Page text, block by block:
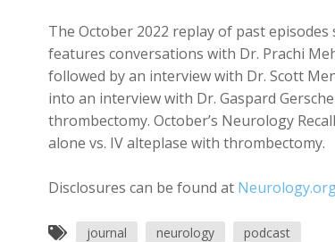
The October 2022 replay of past
features conversations with Dr. Prachi
followed by an interview with Dr. Scott
into an interview with Dr. Gaspard
thrombectomy. October’s Neurology
alone vs. IV alteplase with thrombectomy.
Disclosures can be found at
journal neurology podcast